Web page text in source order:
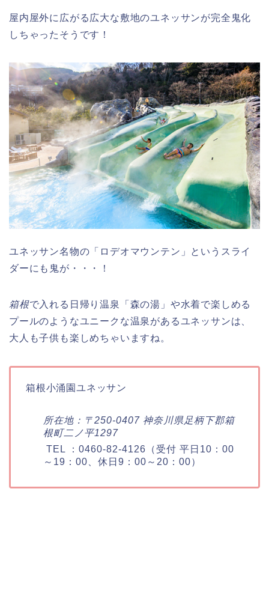
屋内屋外に広がる広大な敷地のユネッサンが完全鬼化
しちゃったそうです！
ユネッサン名物の「ロデオマウンテン」というスライ
ダーにも鬼が・・・！
箱根で入れる日帰り温泉「森の湯」や水着で楽しめる
プールのようなユニークな温泉があるユネッサンは、
大人も子供も楽しめちゃいますね。
箱根小涌園ユネッサン
所在地：〒250-0407 神奈川県足柄下郡箱
根町二ノ平1297
TEL ： 0460-82-4126 （受付 平日10：00
～19：00、休日9：00～20：00）